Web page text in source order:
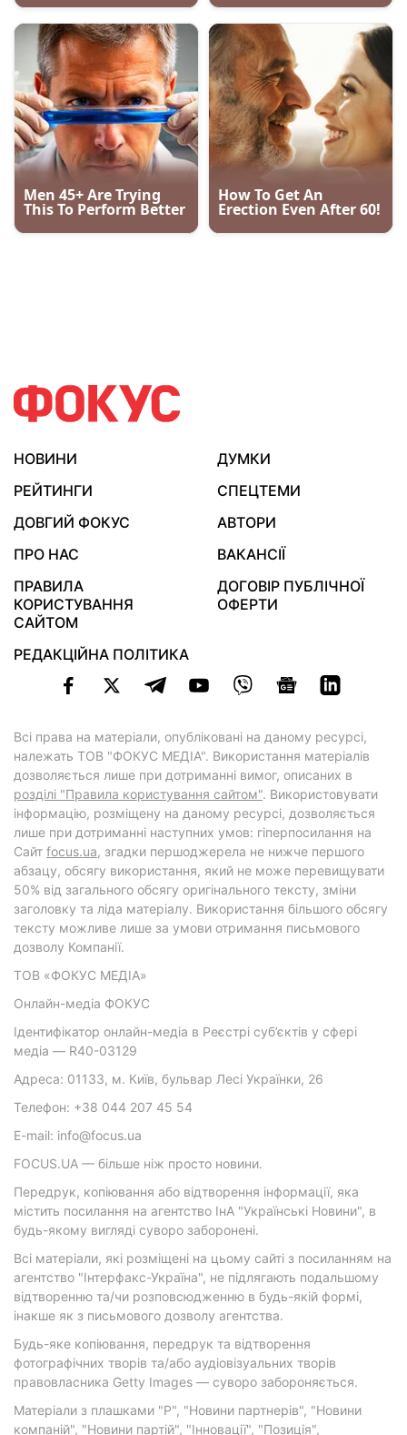
НОВИНИ
ДУМКИ
РЕЙТИНГИ
СПЕЦТЕМИ
ДОВГИЙ ФОКУС
АВТОРИ
ПРО НАС
ВАКАНСІЇ
ПРАВИЛА
КОРИСТУВАННЯ
САЙТОМ
ДОГОВІР ПУБЛІЧНОЇ
ОФЕРТИ
РЕДАКЦІЙНА ПОЛІТИКА
Всі права на матеріали, опубліковані на даному ресурсі,
належать ТОВ "ФОКУС МЕДІА". Використання матеріалів
дозволяється лише при дотриманні вимог, описаних в
розділі "Правила користування сайтом". Використовувати
інформацію, розміщену на даному ресурсі, дозволяється
лише при дотриманні наступних умов: гіперпосилання на
Cайт focus.ua, згадки першоджерела не нижче першого
абзацу, обсягу використання, який не може перевищувати
50% від загального обсягу оригінального тексту, зміни
заголовку та ліда матеріалу. Використання більшого обсягу
тексту можливе лише за умови отримання письмового
дозволу Компанії.
ТОВ «ФОКУС МЕДІА»
Онлайн-медіа ФОКУС
Ідентифікатор онлайн-медіа в Реєстрі суб’єктів у сфері
медіа — R40-03129
Адреса: 01133, м. Київ, бульвар Лесі Українки, 26
Телефон: +38 044 207 45 54
E-mail: info@focus.ua
FOCUS.UA — більше ніж просто новини.
Передрук, копіювання або відтворення інформації, яка
містить посилання на агентство ІнА "Українські Новини", в
будь-якому вигляді суворо заборонені.
Всі матеріали, які розміщені на цьому сайті з посиланням на
агентство "Інтерфакс-Україна", не підлягають подальшому
відтворенню та/чи розповсюдженню в будь-якій формі,
інакше як з письмового дозволу агентства.
Будь-яке копіювання, передрук та відтворення
фотографічних творів та/або аудіовізуальних творів
правовласника Getty Images — суворо забороняється.
Матеріали з плашками "Р", "Новини партнерів", "Новини
компаній", "Новини партій", "Інновації", "Позиція",